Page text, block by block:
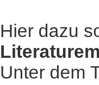
Hier dazu
Unter dem